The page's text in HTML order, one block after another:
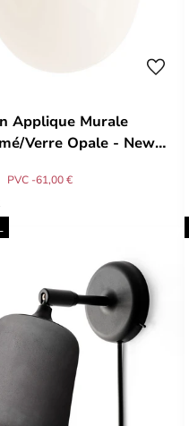
Applique Murale
Verre Opale - New
PVC -61,00 €